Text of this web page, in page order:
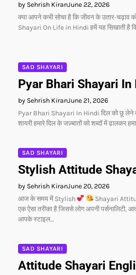
by Sehrish KiranJune 22, 2026
क्या आपने कभी सोचा है कि जीवन के उतार-चढ़ाव
Shayari On Life in Hindi हमें यह सिखाती है
SAD SHAYARI
Pyar Bhari Shayari In
by Sehrish KiranJune 21, 2026
Pyar Bhari Shayari In Hindi दिल को छू लेने
शायरी हमारे दिल के जज़्बातों को शब्दों में ढालकर
SAD SHAYARI
Stylish Attitude
by Sehrish KiranJune 20, 2026
आज के समय में Stylish
Shayari
एक ऐसा तरीका है जिससे लोग अपनी पर्सनालिटी,
आपके स्टाइल…
SAD SHAYARI
Attitude Shayari